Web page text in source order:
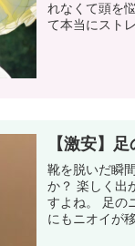
れなくて頭を悩ませました。 取り
て本当にスト
【激安】
靴を脱いだ瞬
か？ 楽しく出かけたくても、ニオイを気にして楽しめないのって嫌で
すよね。 足のニオイをしっかり取っておかないと、他の靴を履いた時
にもニオイが